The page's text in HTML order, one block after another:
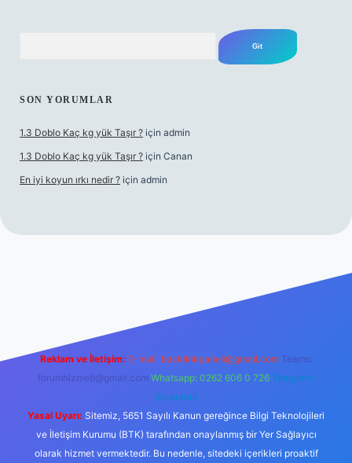
SON YORUMLAR
1.3 Doblo Kaç kg yük Taşır ? için admin
1.3 Doblo Kaç kg yük Taşır ? için Canan
En iyi koyun ırkı nedir ? için admin
Reklam ve İletişim: E-mail: backlinkpaneli@gmail.com Teams:
forumhizmeti@gmail.com Whatsapp: 0262 606 0 726 Telegram:
@karabul
Yasal Uyarı: Sitemiz, 5651 Sayılı Kanun gereğince Bilgi Teknolojileri
ve İletişim Kurumu (BTK) tarafından onaylanmış bir Yer Sağlayıcı
olarak hizmet vermektedir. Bu nedenle, sitedeki içerikleri proaktif